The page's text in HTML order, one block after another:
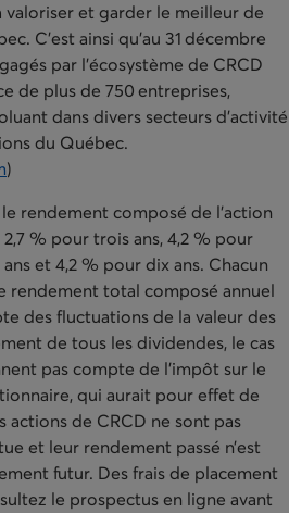
et garder le meilleur de
C’est ainsi qu’au 31 décembre
par l’écosystème de CRCD
de plus de 750 entreprises,
dans divers secteurs d’activité
du Québec.
)
rendement composé de l’action
% pour trois ans, 4,2 % pour
et 4,2 % pour dix ans. Chacun
rendement total composé annuel
des fluctuations de la valeur des
de tous les dividendes, le cas
pas compte de l'impôt sur le
qui aurait pour effet de
actions de CRCD ne sont pas
et leur rendement passé n’est
futur. Des frais de placement
le prospectus en ligne avant